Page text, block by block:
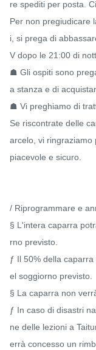
re spediti per posta.
Per non pregiudicare
i, si prega di
V dopo le 21:00 di
☗ Gli ospiti sono
a stanza e di
☗ Vi preghiamo di
Se riscontrate delle
arcelo, vi ringraziamo
piacevole e sicuro.
/ Riprogrammare e
​§ L'intera caparra
rno previsto.
​ƒ Il 50% della
el soggiorno previsto.
​§ La caparra non
​ƒ In caso di disastri
ne delle lezioni a
errà concesso un